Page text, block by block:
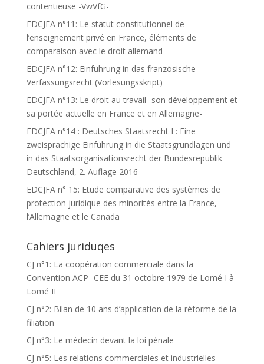
contentieuse -VwVfG-
EDCJFA n°11: Le statut constitutionnel de
l’enseignement privé en France, éléments de
comparaison avec le droit allemand
EDCJFA n°12: Einführung in das französische
Verfassungsrecht (Vorlesungsskript)
EDCJFA n°13: Le droit au travail -son développement et
sa portée actuelle en France et en Allemagne-
EDCJFA n°14 : Deutsches Staatsrecht I : Eine
zweisprachige Einführung in die Staatsgrundlagen und
in das Staatsorganisationsrecht der Bundesrepublik
Deutschland, 2. Auflage 2016
EDCJFA n° 15: Etude comparative des systèmes de
protection juridique des minorités entre la France,
l’Allemagne et le Canada
Cahiers juriduqes
CJ n°1: La coopération commerciale dans la
Convention ACP- CEE du 31 octobre 1979 de Lomé I à
Lomé II
CJ n°2: Bilan de 10 ans d’application de la réforme de la
filiation
CJ n°3: Le médecin devant la loi pénale
CJ n°5: Les relations commerciales et industrielles